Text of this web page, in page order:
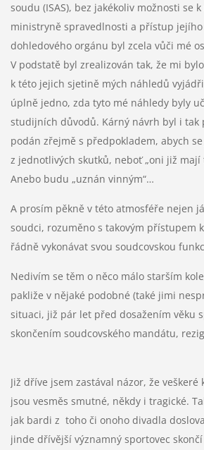
soudu (ISAS), bez jakékoliv možnosti se
ministryně spravedlnosti a přístup
dohledového orgánu byl zcela vůči mé
V podstatě byl zrealizován tak, že mi
k této jejich sjetině mých náhledů
úplně jedno, zda tyto mé náhledy byly
studijních důvodů. Kárný návrh byl i tak
podán zřejmě s předpokladem, abych
z jednotlivých skutků, neboť „oni již mají
Anebo budu „uznán vinným“…
A prosím pěkně v této atmosféře nejen
soudci, rozuměno s takovým přístupem
řádně vykonávat svou soudcovskou
Nedivím se těm o něco málo starším
pakliže v nějaké podobné (také jimi
situaci, již pár let před dosažením věku
skončením soudcovského mandátu,
Již dříve jsem zastával názor, že
jsou vesměs smutné, někdy i tragické.
jak bardi z toho či onoho divadla
jinde dřívější významný sportovec